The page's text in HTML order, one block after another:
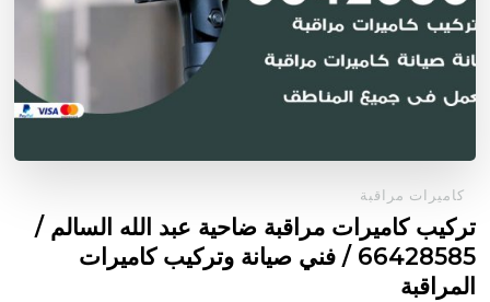
كاميرات مراقبة
تركيب كاميرات مراقبة ضاحية عبد الله السالم /
66428585 / فني صيانة وتركيب كاميرات
المراقبة